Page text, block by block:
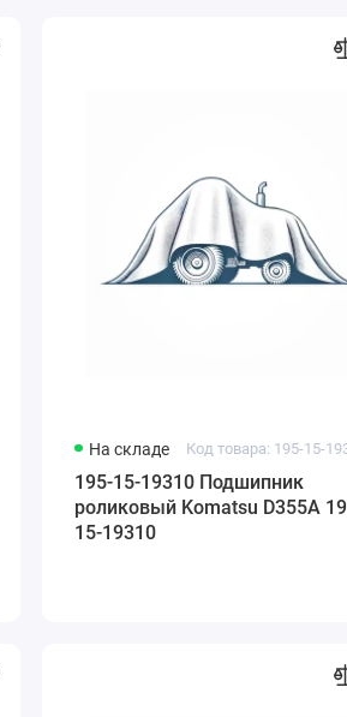
На складе Код товара: 195-15-
195-15-19310 Подшипник
роликовый Komatsu D355A
15-19310